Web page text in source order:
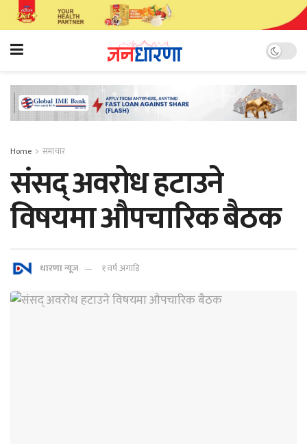
Home समाचार
संसद् अवरोध हटाउने
विषयमा औपचारिक बैठक
धारणा न्यूज १ वर्ष अगाडि